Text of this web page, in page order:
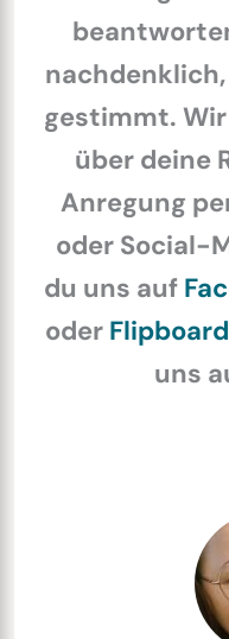
gestimmt.
über deine
Anregung
oder Social-
du uns auf
oder Flipboard
uns